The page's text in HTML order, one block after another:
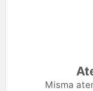
Misma